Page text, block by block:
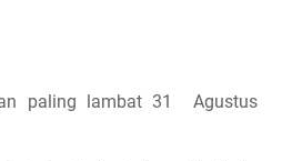
paling lambat 31 Agustus